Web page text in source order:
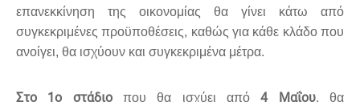
επανεκκίνηση της οικονομίας θα γίνει κάτω από
συγκεκριμένες προϋποθέσεις, καθώς για κάθε κλάδο που
ανοίγει, θα ισχύουν και συγκεκριμένα μέτρα.
Στο 1ο στάδιοπου θα ισχύει από4 Μαΐου, θα